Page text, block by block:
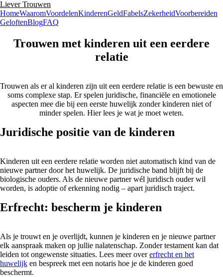
Liever Trouwen
HomeWaaromVoordelenKinderenGeldFabelsZekerheidVoorbereiden
GeloftenBlogFAQ
Trouwen met kinderen uit een eerdere
relatie
Trouwen als er al kinderen zijn uit een eerdere relatie is een bewuste en
soms complexe stap. Er spelen juridische, financiële en emotionele
aspecten mee die bij een eerste huwelijk zonder kinderen niet of
minder spelen. Hier lees je wat je moet weten.
Juridische positie van de kinderen
Kinderen uit een eerdere relatie worden niet automatisch kind van de
nieuwe partner door het huwelijk. De juridische band blijft bij de
biologische ouders. Als de nieuwe partner wél juridisch ouder wil
worden, is adoptie of erkenning nodig – apart juridisch traject.
Erfrecht: bescherm je kinderen
Als je trouwt en je overlijdt, kunnen je kinderen en je nieuwe partner
elk aanspraak maken op jullie nalatenschap. Zonder testament kan dat
leiden tot ongewenste situaties. Lees meer overerfrecht en het
huwelijk en bespreek met een notaris hoe je de kinderen goed
beschermt.